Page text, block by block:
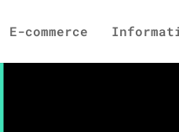
E-commerce